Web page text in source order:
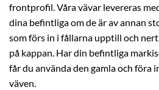
frontprofil. Våra vävar levereras
dina befintliga om de är av annan
som förs in i fållarna upptill och
på kappan. Har din befintliga
får du använda den gamla och föra
väven.